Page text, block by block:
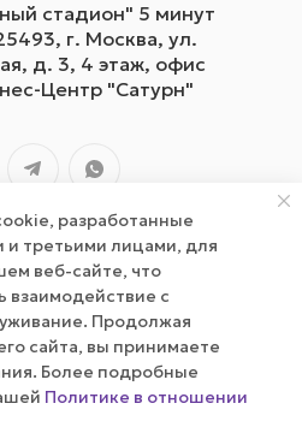
стадион" 5 минут
г. Москва, ул.
д. 3, 4 этаж, офис
Центр "Сатурн"
2021
разработанные
третьими лицами, для
веб-сайте, что
взаимодействие с
Продолжая
сайта, вы принимаете
Более подробные
Политике в отношении